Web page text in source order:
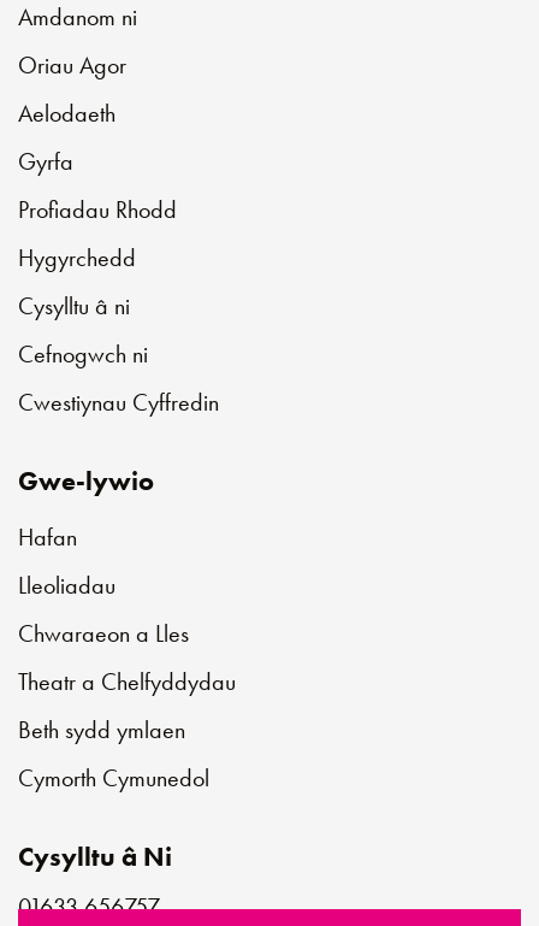
Amdanom ni
Oriau Agor
Aelodaeth
Gyrfa
Profiadau Rhodd
Hygyrchedd
Cysylltu â ni
Cefnogwch ni
Cwestiynau Cyffredin
Gwe-lywio
Hafan
Lleoliadau
Chwaraeon a Lles
Theatr a Chelfyddydau
Beth sydd ymlaen
Cymorth Cymunedol
Cysylltu â Ni
01633 656757